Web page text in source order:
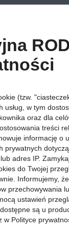
godz. 19:51
w
cieszą się
przyjeżdżających
we dwoje
regionu.
(tzw.
w tym
oraz dla
treści
informację o
prywatnych
adres IP.
do Twojej
Informujemy,
przechowywania
ustawień
są u
w Polityce